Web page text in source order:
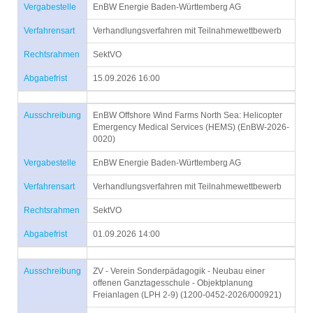
Vergabestelle EnBW Energie Baden-Württemberg AG
Verfahrensart Verhandlungsverfahren mit Teilnahmewettbewerb
Rechtsrahmen SektVO
Abgabefrist 15.09.2026 16:00
Ausschreibung
EnBW Offshore Wind Farms North Sea: Helicopter
Emergency Medical Services (HEMS) (EnBW-2026-
0020)
Vergabestelle EnBW Energie Baden-Württemberg AG
Verfahrensart Verhandlungsverfahren mit Teilnahmewettbewerb
Rechtsrahmen SektVO
Abgabefrist 01.09.2026 14:00
Ausschreibung
ZV - Verein Sonderpädagogik - Neubau einer
offenen Ganztagesschule - Objektplanung
Freianlagen (LPH 2-9) (1200-0452-2026/000921)